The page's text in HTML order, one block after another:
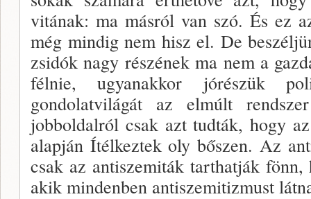
vitának: ma másról van szó. És ez
még mindig nem hisz el. De
zsi­dók nagy részének ma nem a
félnie, ugyanak­kor jórészük
gondolatvilágát az elmúlt
jobboldalról csak azt tudták, hogy
alapján Ítélkeztek oly bőszen. Az
csak az antiszemiták tarthatják
akik mindenben anti­szemitizmust